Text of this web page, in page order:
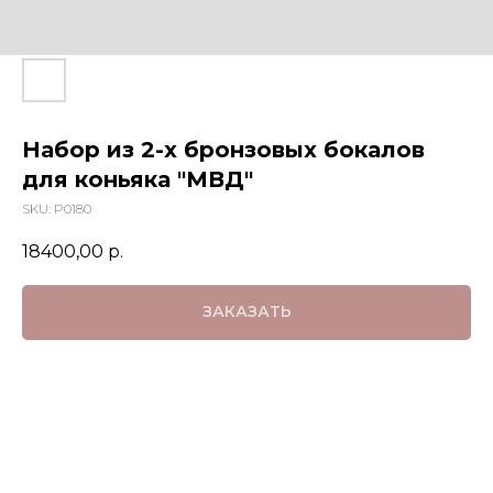
Набор из 2-х бронзовых бокалов
для коньяка "МВД"
SKU: P0180
18400,00 р.
ЗАКАЗАТЬ